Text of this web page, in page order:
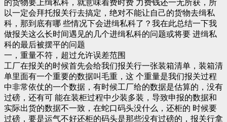
的货物要上缉私科，就意味着费时费 力费钱还一无所获，所
以一定会拜托报关行去搞定，绝对不能让自己的货物去缉私
科，那到底有哪 些情况下会进缉私科了？我在此总结一下我
做报关这么长时间遇见的几个进缉私科的问题或将要 进缉私
科的最后被摆平的问题
一，重量不符，超过允许误差范围
工厂在报关的时候首先会给我们报关行一张装箱清单，装箱清
单里面有一个重要的数据叫毛重，这 个重量是我们报关过程
中非常依仗的一个数据，有时候工厂给的数据是估算的，没有
过磅，还有可 能在装柜过程中少装多装，导致申报的数据和
实际出货的数据不一致，在蛇口码头没什么，还柜的 时候要
过磅，要是运气不好还柜的码头是那些没有过磅的，报关行拿